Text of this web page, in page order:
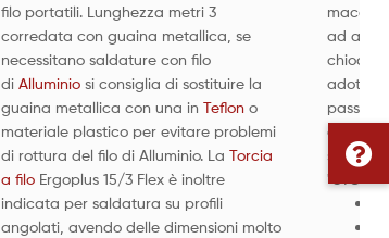
filo portatili. Lunghezza metri 3
corredata con guaina metallica, se
necessitano saldature con filo
di Alluminiosi consiglia di sostituire la
guaina metallica con una in Teflono
materiale plastico per evitare problemi
di rottura del filo di Alluminio. La Torcia
a filoErgoplus 15/3 Flex è inoltre
indicata per saldatura su profili
angolati, avendo delle dimensioni molto
ad
chiodo
saldare.